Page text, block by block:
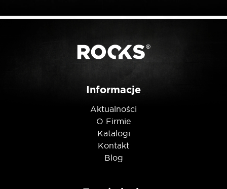
Posiadam ten produkt
Informacje
Aktualności
O Firmie
Katalogi
Kontakt
Blog